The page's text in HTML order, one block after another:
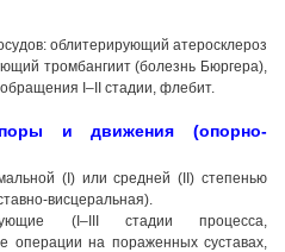
облитерирующий атеросклероз
тромбангиит (болезнь Бюргера),
I–II стадии, флебит.
и движения (опорно-
(I) или средней (II) степенью
висцеральная).
(I–III стадии процесса,
операции на пораженных суставах,